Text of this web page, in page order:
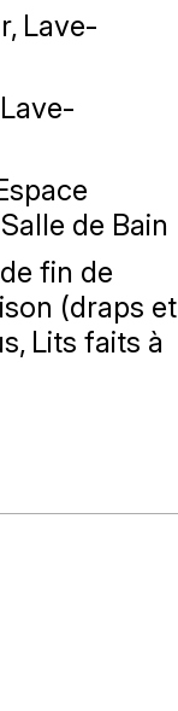
Lave-
Lave-
de Bain
fin de
(draps et
Lits faits à